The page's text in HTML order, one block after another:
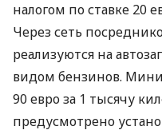
налогом по ставке 20
Через сеть
реализуются на
видом бензинов.
90 евро за 1 тысячу
предусмотрено